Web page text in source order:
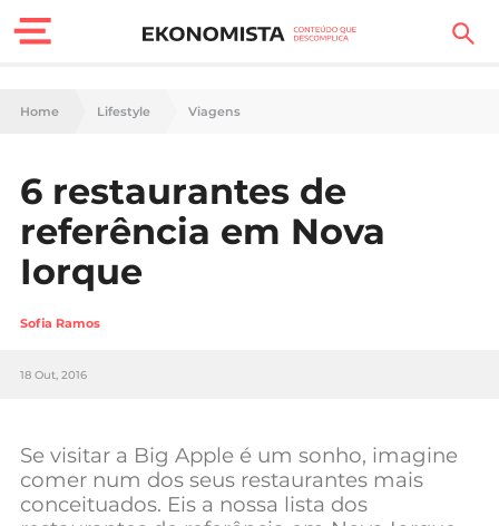
Finanças Pessoais
Carreira
Casa
Lifestyle
Sociedade
Negócios
Home Lifestyle Viagens
6 restaurantes de
referência em Nova
Iorque
Sofia Ramos
18 Out, 2016
Se visitar a Big Apple é um sonho, imagine
comer num dos seus restaurantes mais
conceituados. Eis a nossa lista dos